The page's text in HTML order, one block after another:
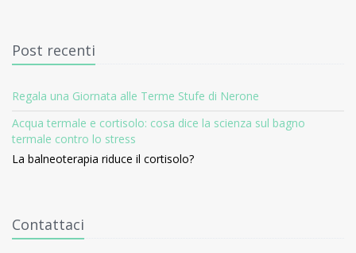
Post recenti
Regala una Giornata alle Terme Stufe di Nerone
Acqua termale e cortisolo: cosa dice la scienza sul bagno
termale contro lo stress
La balneoterapia riduce il cortisolo?
Contattaci